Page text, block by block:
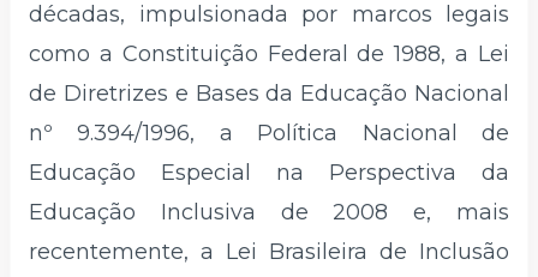
décadas, impulsionada por marcos legais
como a Constituição Federal de 1988, a Lei
de Diretrizes e Bases da Educação Nacional
nº 9.394/1996, a Política Nacional de
Educação Especial na Perspectiva da
Educação Inclusiva de 2008 e, mais
recentemente, a Lei Brasileira de Inclusão